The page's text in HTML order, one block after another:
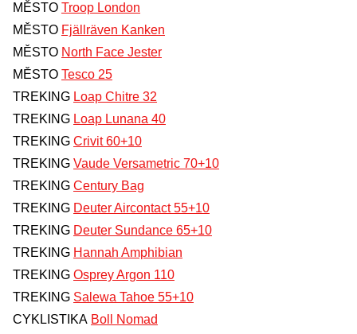
MĚSTO Troop London
MĚSTO Fjällräven Kanken
MĚSTO North Face Jester
MĚSTO Tesco 25
TREKING Loap Chitre 32
TREKING Loap Lunana 40
TREKING Crivit 60+10
TREKING Vaude Versametric 70+10
TREKING Century Bag
TREKING Deuter Aircontact 55+10
TREKING Deuter Sundance 65+10
TREKING Hannah Amphibian
TREKING Osprey Argon 110
TREKING Salewa Tahoe 55+10
CYKLISTIKA Boll Nomad